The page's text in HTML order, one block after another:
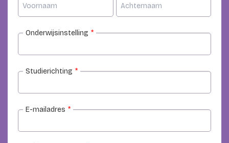
Onderwijsinstelling *
Studierichting *
E-mailadres *